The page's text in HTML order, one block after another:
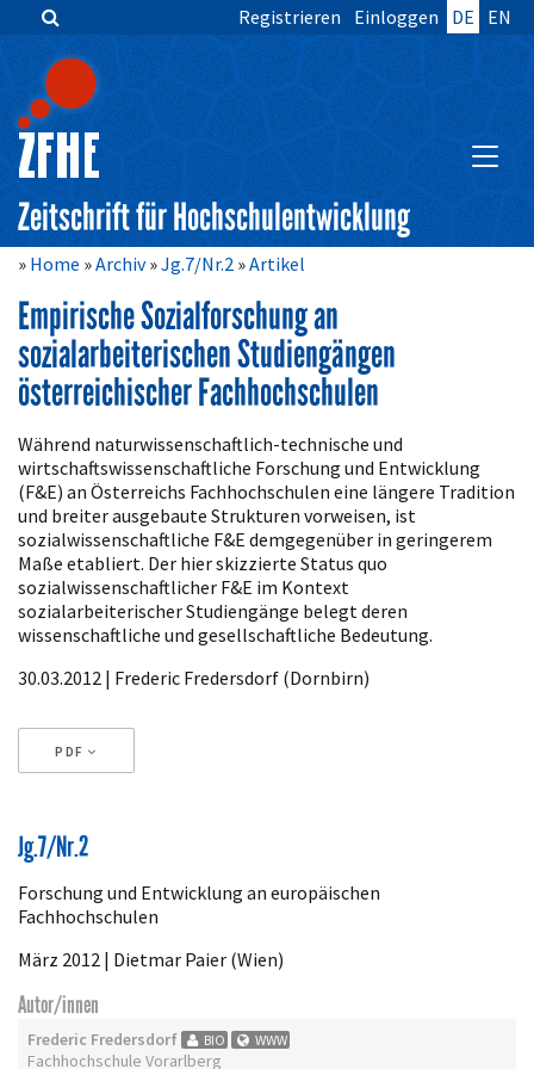
Zum
springen
Hauptnavigation
Inhalt
Sidebar
Registrieren Einloggen DE EN
Zeitschrift für Hochschulentwicklung
Home Archiv Jg.7/Nr.2 Artikel
Empirische Sozialforschung an
sozialarbeiterischen Studiengängen
österreichischer Fachhochschulen
Artikelinhalt
Während naturwissenschaftlich-technische und
wirtschaftswissenschaftliche Forschung und Entwicklung
(F&E) an Österreichs Fachhochschulen eine längere Tradition
und breiter ausgebaute Strukturen vorweisen, ist
sozialwissenschaftliche F&E demgegenüber in geringerem
Maße etabliert. Der hier skizzierte Status quo
sozialwissenschaftlicher F&E im Kontext
sozialarbeiterischer Studiengänge belegt deren
wissenschaftliche und gesellschaftliche Bedeutung.
30.03.2012 | Frederic Fredersdorf (Dornbirn)
PDF
Jg.7/Nr.2
Forschung und Entwicklung an europäischen
Fachhochschulen
März 2012 | Dietmar Paier (Wien)
Autor/innen
Frederic Fredersdorf BIO WWW
Fachhochschule Vorarlberg